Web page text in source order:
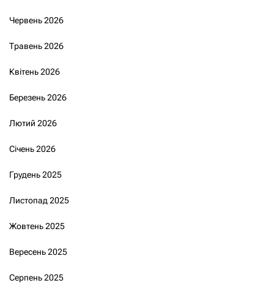
Червень 2026
Травень 2026
Квітень 2026
Березень 2026
Лютий 2026
Січень 2026
Грудень 2025
Листопад 2025
Жовтень 2025
Вересень 2025
Серпень 2025